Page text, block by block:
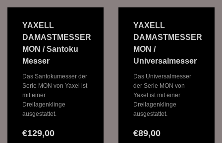
YAXELL
DAMASTMESSER
MON / Santoku
Messer
Das Santokumesser der
Serie MON von Yaxel ist
mit einer
Dreilagenklinge
ausgestattet.
€129,00
YAXELL
DAMASTMESSER
MON /
Universalmesser
Das Universalmesser
der Serie MON von
Yaxel ist mit einer
Dreilagenklinge
ausgestattet.
€89,00